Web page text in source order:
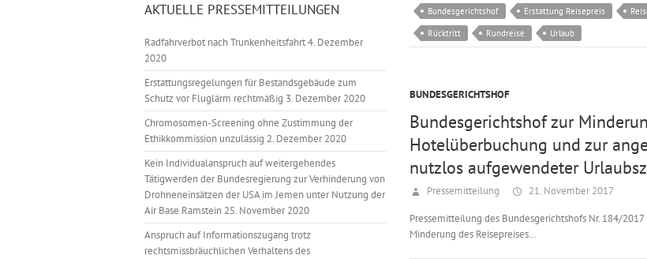
Bundesgerichtshof Erstattung Reisepreis
Rücktritt
Rundreise Urlaub
BUNDESGERICHTSHOF
Bundesgerichtshof zur
Hotelüberbuchung und zur
nutzlos aufgewendeter
Pressemitteilung 21. November 2017
Pressemitteilung des Bundesgerichtshofs Nr. 184/
Minderung des Reisepreises…
AKTUELLE PRESSEMITTEILUNGEN
Radfahrverbot nach Trunkenheitsfahrt4. Dezember
2020
Erstattungsregelungen für Bestandsgebäude zum
Schutz vor Fluglärm rechtmäßig 3. Dezember 2020
Chromosomen-Screening ohne Zustimmung der
Ethikkommission unzulässig 2. Dezember 2020
Kein Individualanspruch auf weitergehendes
Tätigwerden der Bundesregierung zur Verhinderung von
Drohneneinsätzen der USA im Jemen unter Nutzung der
Air Base Ramstein 25. November 2020
Anspruch auf Informationszugang trotz
rechtsmissbräuchlichen Verhaltens des